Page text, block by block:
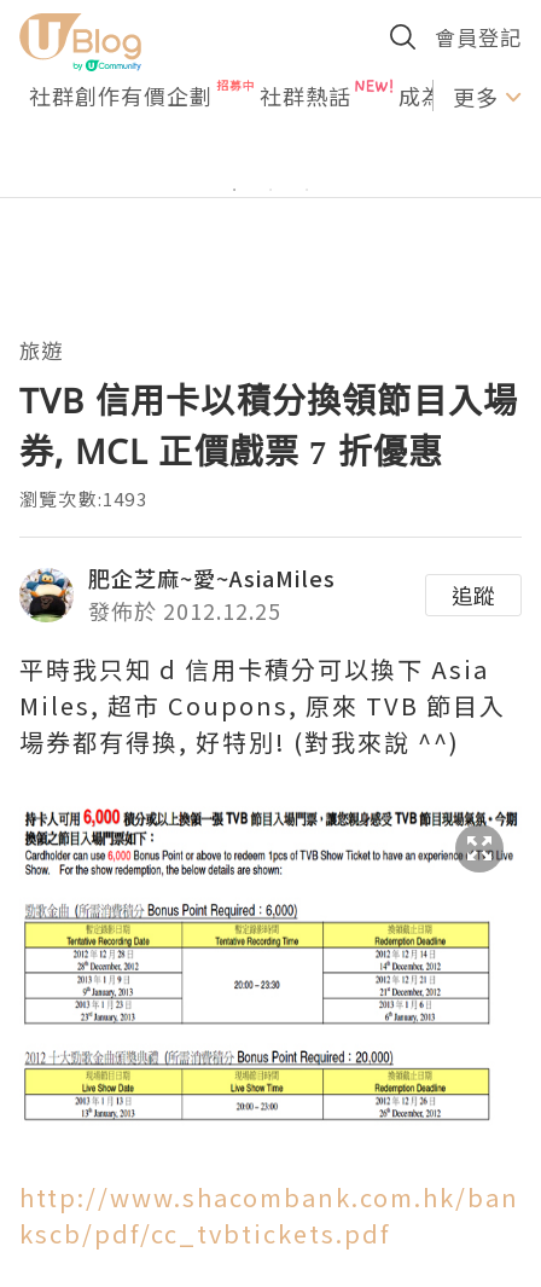
會員登記
社群創作有價企劃 社群熱話 成為U更多
旅遊
TVB 信用卡以積分換領節目入場
券, MCL 正價戲票 7 折優惠
瀏覽次數:1493
肥企芝麻~愛~AsiaMiles
發佈於 2012.12.25
追蹤
平時我只知 d 信用卡積分可以換下 Asia
Miles, 超市 Coupons, 原來 TVB 節目入
場券都有得換, 好特別! (對我來說 ^^)
http://www.shacombank.com.hk/ban
kscb/pdf/cc_tvbtickets.pdf